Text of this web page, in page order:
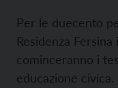
Per le duecento
Residenza
cominceranno i
educazione